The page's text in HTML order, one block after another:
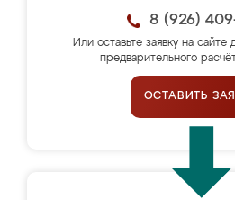
8 (926)
Или оставьте заявку на сайте
предварительного
ОСТАВИТЬ